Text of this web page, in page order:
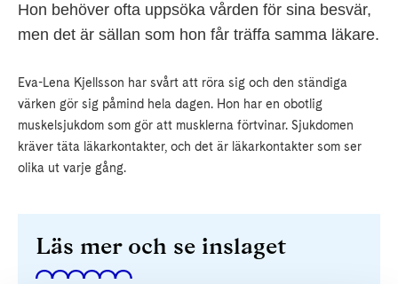
Hon behöver ofta uppsöka vården för sina besvär,
men det är sällan som hon får träffa samma läkare.
Eva-Lena Kjellsson har svårt att röra sig och den ständiga
värken gör sig påmind hela dagen. Hon har en obotlig
muskelsjukdom som gör att musklerna förtvinar. Sjukdomen
kräver täta läkarkontakter, och det är läkarkontakter som ser
olika ut varje gång.
Läs mer och se inslaget